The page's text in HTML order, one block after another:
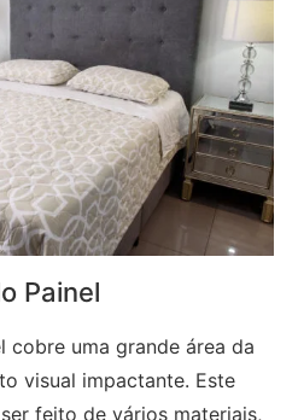
Painel
cobre uma grande área da
visual impactante. Este
feito de vários materiais,